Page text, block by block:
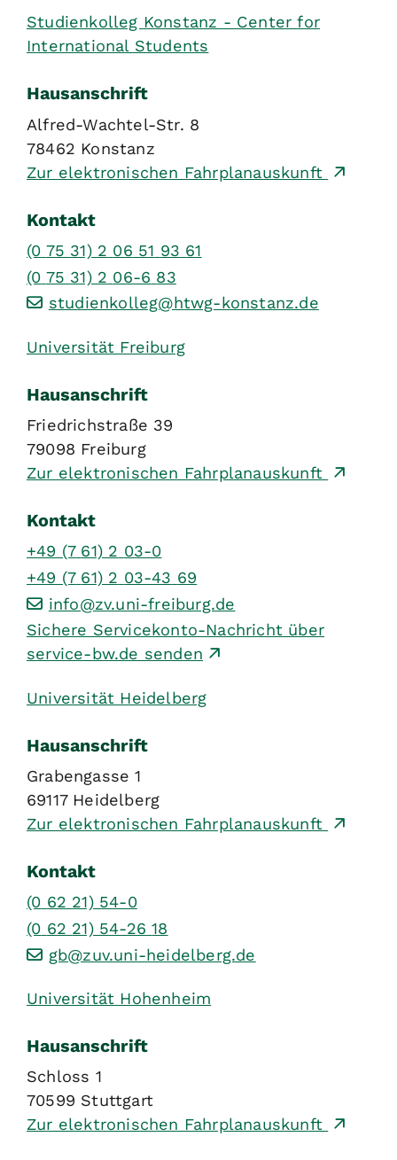
Studienkolleg Konstanz - Center for
International Students
Hausanschrift
Alfred-Wachtel-Str. 8
78462 Konstanz
Zur elektronischen Fahrplanauskunft
Kontakt
(0 75 31) 2 06 51 93 61
(0 75 31) 2 06-6 83
studienkolleg@htwg-konstanz.de
Universität Freiburg
Hausanschrift
Friedrichstraße 39
79098 Freiburg
Zur elektronischen Fahrplanauskunft
Kontakt
+49 (7 61) 2 03-0
+49 (7 61) 2 03-43 69
info@zv.uni-freiburg.de
Sichere Servicekonto-Nachricht über
service-bw.de senden
Universität Heidelberg
Hausanschrift
Grabengasse 1
69117 Heidelberg
Zur elektronischen Fahrplanauskunft
Kontakt
(0 62 21) 54-0
(0 62 21) 54-26 18
gb@zuv.uni-heidelberg.de
Universität Hohenheim
Hausanschrift
Schloss 1
70599 Stuttgart
Zur elektronischen Fahrplanauskunft